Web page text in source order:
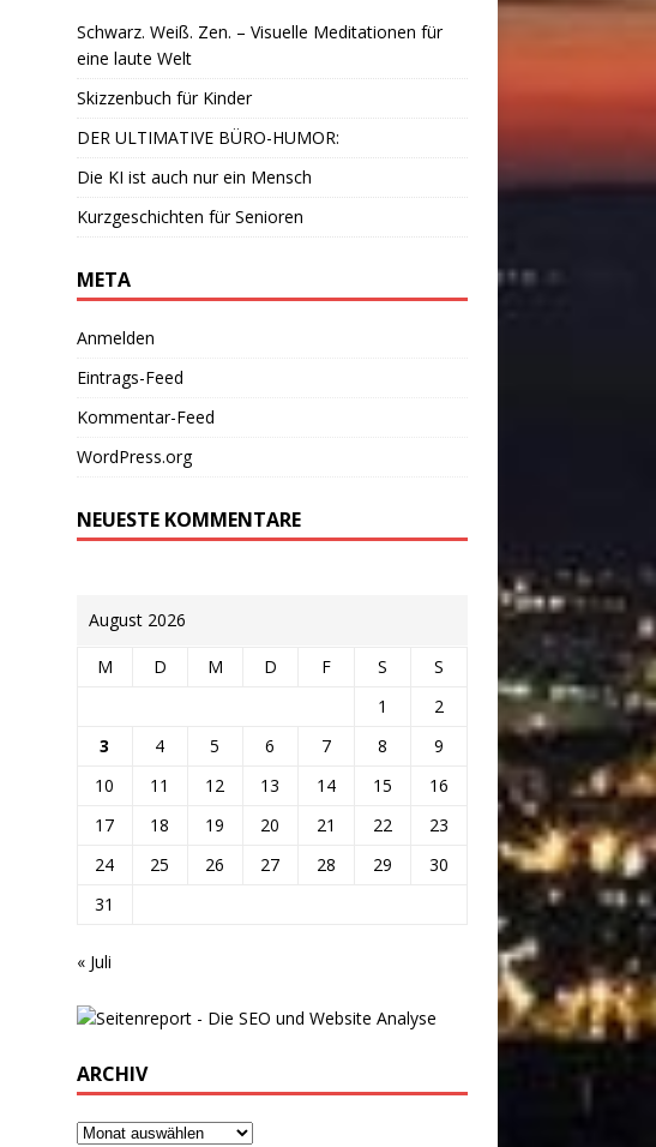
Schwarz. Weiß. Zen. – Visuelle Meditationen für
eine laute Welt
Skizzenbuch für Kinder
DER ULTIMATIVE BÜRO-HUMOR:
Die KI ist auch nur ein Mensch
Kurzgeschichten für Senioren
META
Anmelden
Eintrags-Feed
Kommentar-Feed
WordPress.org
NEUESTE KOMMENTARE
August 2026
M D M D F S
S
1
2
3
4 5 6 7 8
9
10
11 12 13 14 15
16
17
18 19 20 21 22
23
24
25 26 27 28 29
30
31
« Juli
ARCHIV